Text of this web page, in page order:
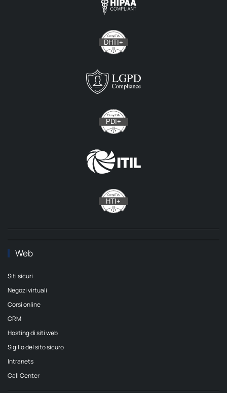
Web
Siti sicuri
Negozi virtuali
Corsi online
CRM
Hosting di siti web
Sigillo del sito sicuro
Intranets
Call Center